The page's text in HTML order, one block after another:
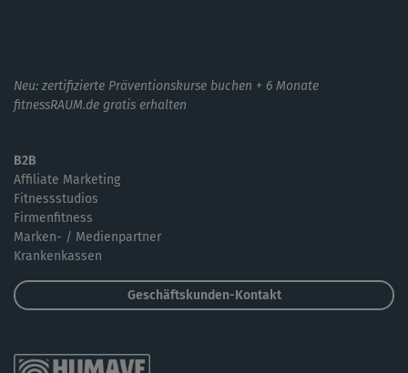
Neu: zertifizierte Präventionskurse buchen + 6 Monate
fitnessRAUM.de gratis erhalten
B2B
Affiliate Marketing
Fitnessstudios
Firmenfitness
Marken- / Medienpartner
Krankenkassen
Geschäftskunden-Kontakt